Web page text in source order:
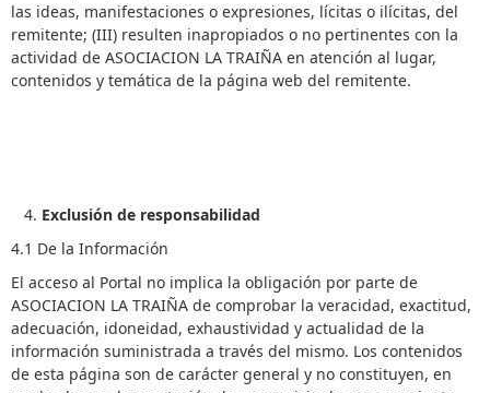
las ideas, manifestaciones o expresiones, lícitas o ilícitas, del
remitente; (III) resulten inapropiados o no pertinentes con la
actividad de ASOCIACION LA TRAIÑA en atención al lugar,
contenidos y temática de la página web del remitente.
Exclusión de responsabilidad
4.1 De la Información
El acceso al Portal no implica la obligación por parte de
ASOCIACION LA TRAIÑA de comprobar la veracidad, exactitud,
adecuación, idoneidad, exhaustividad y actualidad de la
información suministrada a través del mismo. Los contenidos
de esta página son de carácter general y no constituyen, en